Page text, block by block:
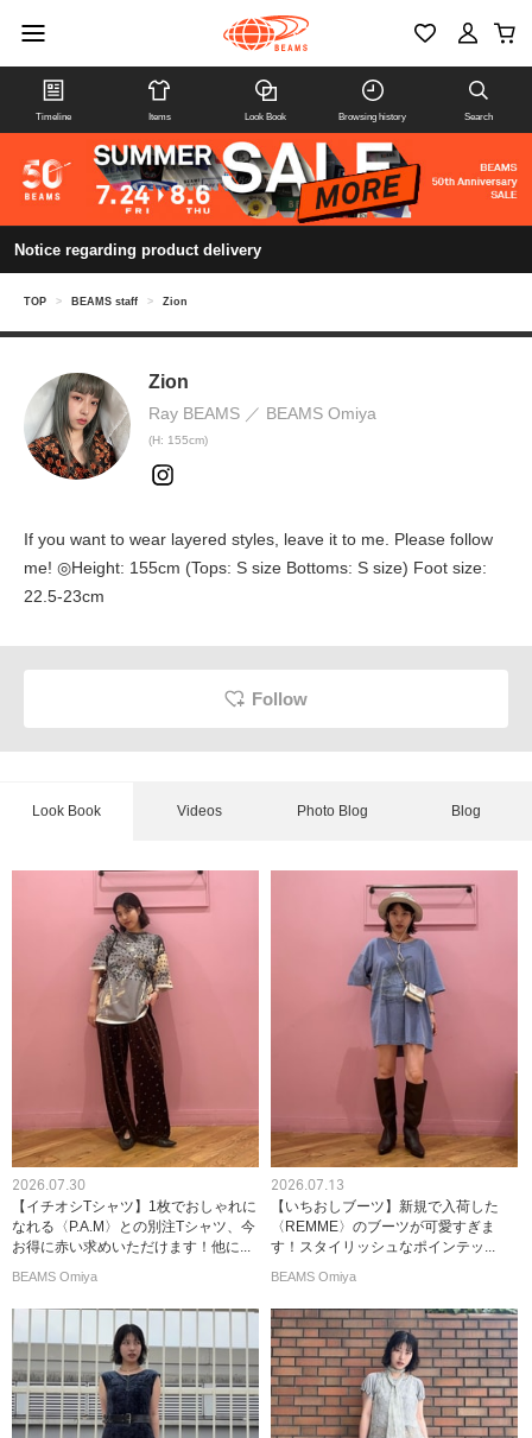
Timeline Items Look Book Browsing history Search
Notice regarding product delivery
TOP > BEAMS staff > Zion
Zion
Ray BEAMS BEAMS Omiya
(H: 155cm)
If you want to wear layered styles, leave it to me. Please follow
me! ◎Height: 155cm (Tops: S size Bottoms: S size) Foot size:
22.5-23cm
Follow
Look Book Videos Photo Blog Blog
2026.07.30
【イチオシTシャツ】1枚でおしゃれに
なれる〈P.A.M〉との別注Tシャツ、今
お得に赤い求めいただけます！他に...
BEAMS Omiya
2026.07.13
【いちおしブーツ】新規で入荷した
〈REMME〉のブーツが可愛すぎま
す！スタイリッシュなポインテッ...
BEAMS Omiya